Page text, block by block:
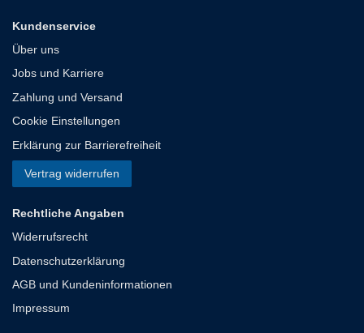
Kundenservice
Über uns
Jobs und Karriere
Zahlung und Versand
Cookie Einstellungen
Erklärung zur Barrierefreiheit
Vertrag widerrufen
Rechtliche Angaben
Widerrufsrecht
Datenschutzerklärung
AGB und Kundeninformationen
Impressum